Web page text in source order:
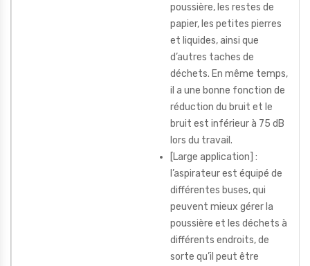
poussière, les restes de
papier, les petites pierres
et liquides, ainsi que
d’autres taches de
déchets. En même temps,
il a une bonne fonction de
réduction du bruit et le
bruit est inférieur à 75 dB
lors du travail.
[Large application] :
l’aspirateur est équipé de
différentes buses, qui
peuvent mieux gérer la
poussière et les déchets à
différents endroits, de
sorte qu’il peut être